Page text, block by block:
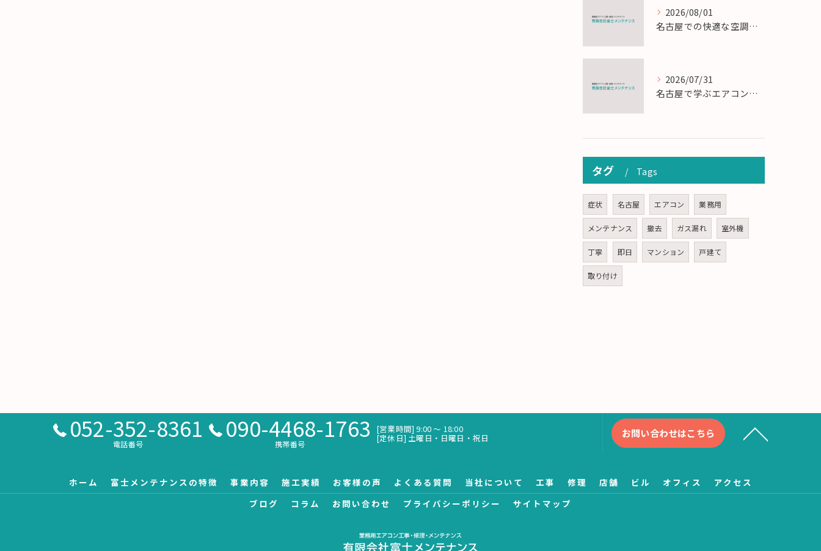
2026/08/01
名古屋での快適な空調を実現するエアコンサービスの技術
2026/07/31
名古屋で学ぶエアコン設置とメンテの匠の技
タグ Tags
症状 名古屋 エアコン 業務用
メンテナンス 撤去 ガス漏れ 室外機
丁寧 即日 マンション 戸建て
取り付け
052-352-8361
電話番号
090-4468-1763
携帯番号
[営業時間] 9:00 〜 18:00
[定休日] 土曜日・日曜日・祝日 お問い合わせはこちら
ホーム 富士メンテナンスの特徴 事業内容 施工実績 お客様の声 よくある質問 当社について 工事 修理 店舗 ビル オフィス
アクセス
ブログ
コラム お問い合わせ プライバシーポリシー サイトマップ